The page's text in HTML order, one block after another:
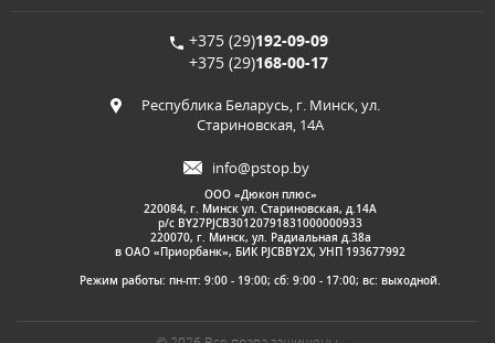
+375 (29)192-09-09
+375 (29)168-00-17
Республика Беларусь, г. Минск, ул.
Стариновская, 14А
info@pstop.by
ООО «Дюкон плюс»
220084, г. Минск ул. Стариновская, д.14А
р/с BY27PJCB30120791831000000933
220070, г. Минск, ул. Радиальная д.38а
в ОАО «Приорбанк», БИК PJCBBY2X, УНП 193677992
Режим работы: пн-пт: 9:00 - 19:00; сб: 9:00 - 17:00; вс: выходной.